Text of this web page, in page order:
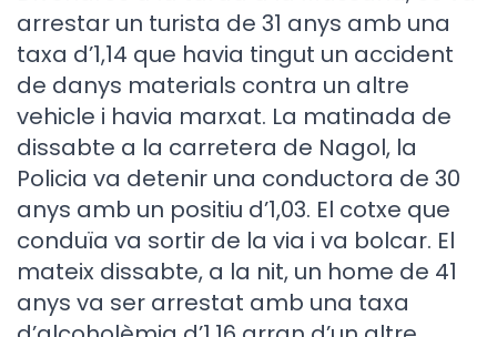
arrestar un turista de 31 anys amb una
taxa d’1,14 que havia tingut un accident
de danys materials contra un altre
vehicle i havia marxat. La matinada de
dissabte a la carretera de Nagol, la
Policia va detenir una conductora de 30
anys amb un positiu d’1,03. El cotxe que
conduïa va sortir de la via i va bolcar. El
mateix dissabte, a la nit, un home de 41
anys va ser arrestat amb una taxa